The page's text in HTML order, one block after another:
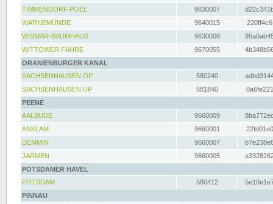
TIMMENDORF POEL
9630007
WARNEMÜNDE
9640015
WISMAR-BAUMHAUS
9630008
WITTOWER FÄHRE
9670055
ORANIENBURGER KANAL
SACHSENHAUSEN OP
580240
SACHSENHAUSEN UP
581840
PEENE
AALBUDE
9660009
ANKLAM
9660001
DEMMIN
9660007
JARMEN
9660005
POTSDAMER HAVEL
POTSDAM
580412
PINNAU